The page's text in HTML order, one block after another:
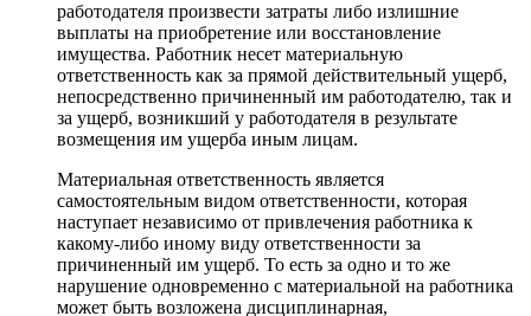
работодателя произвести затраты либо излишние
выплаты на приобретение или восстановление
имущества. Работник несет материальную
ответственность как за прямой действительный ущерб,
непосредственно причиненный им работодателю, так и
за ущерб, возникший у работодателя в результате
возмещения им ущерба иным лицам.
Материальная ответственность является
самостоятельным видом ответственности, которая
наступает независимо от привлечения работника к
какому-либо иному виду ответственности за
причиненный им ущерб. То есть за одно и то же
нарушение одновременно с материальной на работника
может быть возложена дисциплинарная,